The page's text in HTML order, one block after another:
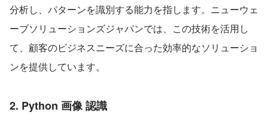
分析し、パターンを識別する能力を指します。ニューウェ
ーブソリューションズジャパンでは、この技術を活用し
て、顧客のビジネスニーズに合った効率的なソリューショ
ンを提供しています。
2. Python 画像 認識